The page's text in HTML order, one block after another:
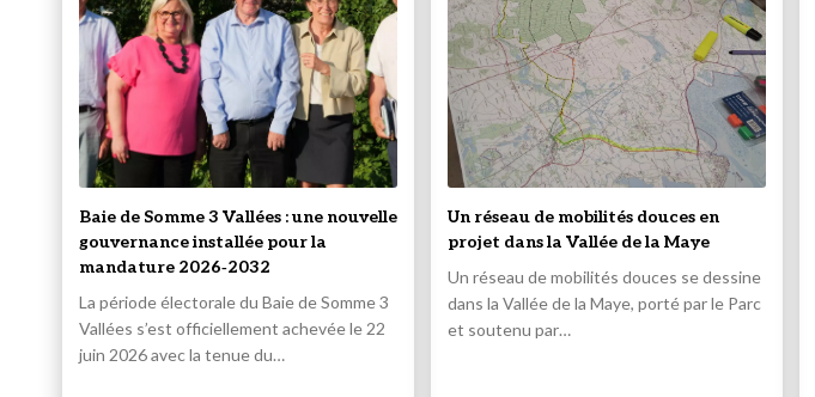
Baie de Somme 3 Vallées : une nouvelle
gouvernance installée pour la
mandature 2026‑2032
La période électorale du Baie de Somme 3
Vallées s’est officiellement achevée le 22
juin 2026 avec la tenue du…
Un réseau de mobilités douces en
projet dans la Vallée de la Maye
Un réseau de mobilités douces se dessine
dans la Vallée de la Maye, porté par le Parc
et soutenu par…